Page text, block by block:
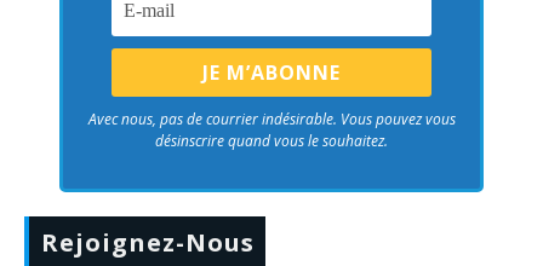
Avec nous, pas de courrier indésirable. Vous pouvez vous
désinscrire quand vous le souhaitez.
Rejoignez-Nous